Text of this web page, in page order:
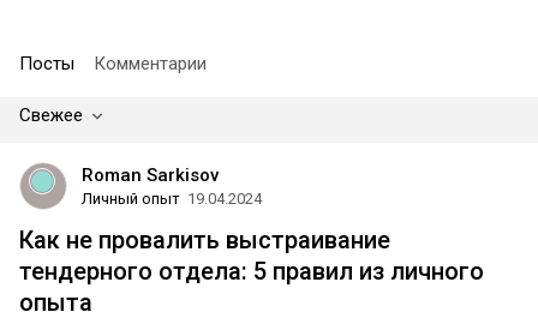
Посты Комментарии
Свежее
Roman Sarkisov
Личный опыт 19.04.2024
Как не провалить выстраивание
тендерного отдела: 5 правил из личного
опыта